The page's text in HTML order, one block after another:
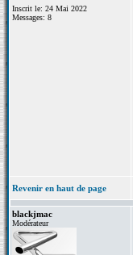
Inscrit le: 24 Mai 2022
Messages: 8
Revenir en haut de page
blackjmac
Modérateur